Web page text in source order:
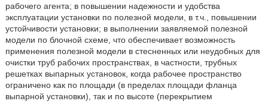
рабочего агента; в повышении надежности и удобства
эксплуатации установки по полезной модели, в т.ч., повышении
устойчивости установки; в выполнении заявляемой полезной
модели по блочной схеме, что обеспечивает возможность
применения полезной модели в стесненных или неудобных для
очистки труб рабочих пространствах, в частности, трубных
решетках выпарных установок, когда рабочее пространство
ограничено как по площади (в пределах площади фланца
выпарной установки), так и по высоте (перекрытием